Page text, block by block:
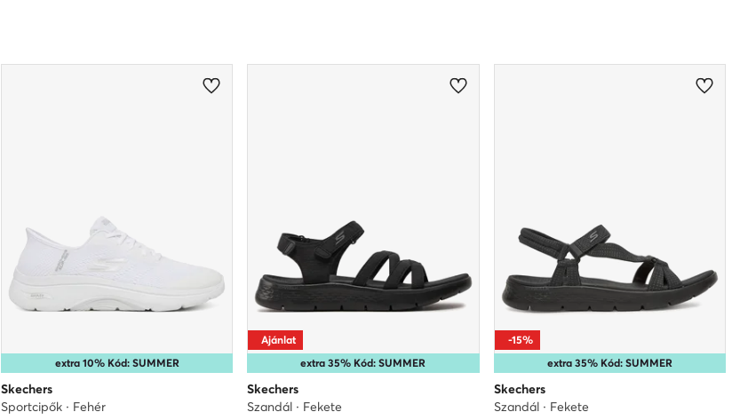
extra 10% Kód: SUMMER
Skechers
Sportcipők · Fehér
extra 35% Kód: SUMMER
Ajánlat
Skechers
Szandál · Fekete
extra 35% Kód: SUMMER
-15%
Skechers
Szandál · Fekete